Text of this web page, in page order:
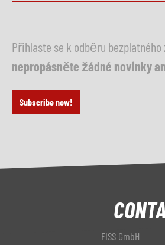
Přihlaste se k odběru bezplatného
nepropásněte žádné novinky
Subscribe now!
FISS GmbH